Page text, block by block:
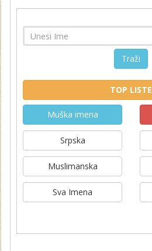
Traži
TOP LISTE
Muška imena
Srpska
Muslimanska
Sva Imena